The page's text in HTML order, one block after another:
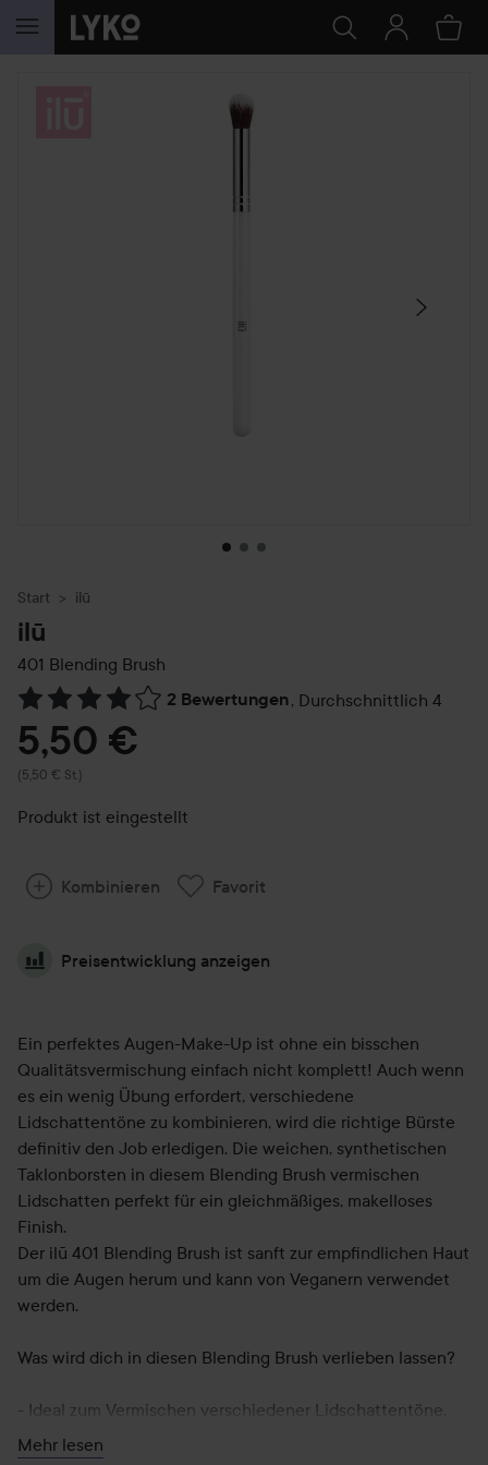
WEITER ZU INHALT
SEKTION ÜBERSPRINGEN
Start ilū
ilū
401 Blending Brush
2 Bewertungen, Durchschnittlich 4
Weiter zu Reviews & Kommentare
5,50 €
(5,50 € St.)
Produkt ist eingestellt
Kombinieren Favorit
Preisentwicklung anzeigen
Ein perfektes Augen-Make-Up ist ohne ein bisschen
Qualitätsvermischung einfach nicht komplett! Auch wenn
es ein wenig Übung erfordert, verschiedene
Lidschattentöne zu kombinieren, wird die richtige Bürste
definitiv den Job erledigen. Die weichen, synthetischen
Taklonborsten in diesem Blending Brush vermischen
Lidschatten perfekt für ein gleichmäßiges, makelloses
Finish.
Der ilū 401 Blending Brush ist sanft zur empfindlichen Haut
um die Augen herum und kann von Veganern verwendet
werden.
Was wird dich in diesen Blending Brush verlieben lassen?
- Ideal zum Vermischen verschiedener Lidschattentöne,
- Die Borsten werden von Hand geformt, um die perfekte
Mehr lesen